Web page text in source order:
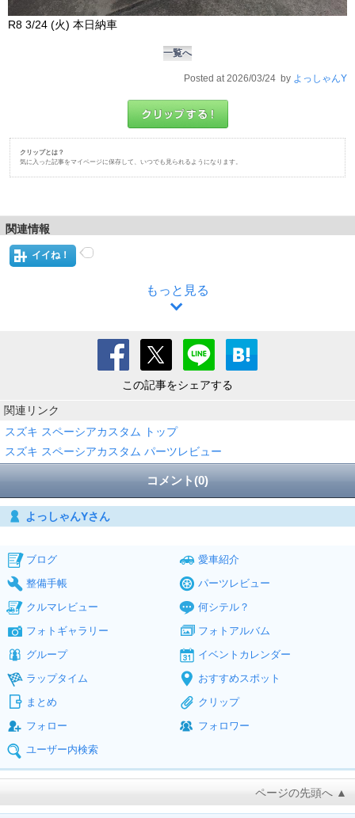
R8 3/24 (火) 本日納車
一覧へ
Posted at 2026/03/24 by よっしゃんY
クリップとは？
気に入った記事をマイページに保存して、いつでも見られるようになります。
関連情報
イイね！
もっと見る
この記事をシェアする
関連リンク
スズキ スペーシアカスタム トップ
スズキ スペーシアカスタム パーツレビュー
コメント(0)
よっしゃんYさん
ブログ
愛車紹介
整備手帳
パーツレビュー
クルマレビュー
何シテル？
フォトギャラリー
フォトアルバム
グループ
イベントカレンダー
ラップタイム
おすすめスポット
まとめ
クリップ
フォロー
フォロワー
ユーザー内検索
ページの先頭へ ▲